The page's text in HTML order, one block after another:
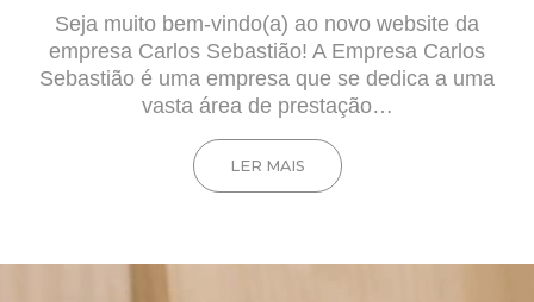
Seja muito bem-vindo(a) ao novo website da
empresa Carlos Sebastião! A Empresa Carlos
Sebastião é uma empresa que se dedica a uma
vasta área de prestação…
LER MAIS